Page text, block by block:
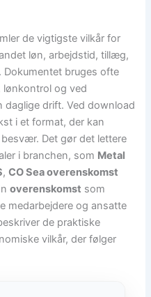
de vigtigste vilkår for
løn, arbejdstid, tillæg,
Dokumentet bruges ofte
og ved
daglige drift. Ved download
i et format, der kan
Det gør det lettere
i branchen, som Metal
,CO Sea overenskomst
overenskomst som
medarbejdere og ansatte
de praktiske
vilkår, der følger